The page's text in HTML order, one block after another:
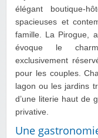
élégant
spacieuses et
famille. La Pirogue,
évoque le
exclusivement
pour les couples.
lagon ou les jardins
d’une literie haut de
privative.
Une